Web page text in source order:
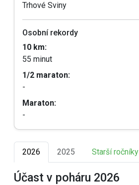
Trhové Sviny
Osobní rekordy
10 km:
55 minut
1/2 maraton:
-
Maraton:
-
2026 2025 Starší ročníky
Účast v poháru 2026